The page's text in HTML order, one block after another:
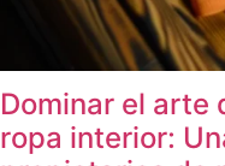
Dominar el arte
ropa interior: